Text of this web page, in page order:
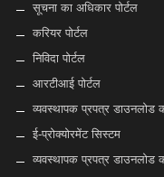
सूचना का अधिकार पोर्टल
करियर पोर्टल
निविदा पोर्टल
आरटीआई पोर्टल
व्यवस्थापक प्रपत्र डाउनलोड
ई-प्रोक्योरमेंट सिस्टम
व्यवस्थापक प्रपत्र डाउनलोड